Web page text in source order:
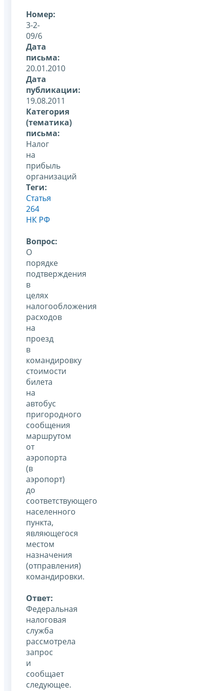
Номер:
3-2-
09/6
Дата
письма:
20.01.2010
Дата
публикации:
19.08.2011
Категория
(тематика)
письма:
Налог
на
прибыль
организаций
Теги:
Статья
264
НК РФ
Вопрос:
О
порядке
подтверждения
в
целях
налогообложения
расходов
на
проезд
в
командировку
стоимости
билета
на
автобус
пригородного
сообщения
маршрутом
от
аэропорта
(в
аэропорт)
до
соответствующего
населенного
пункта,
являющегося
местом
назначения
(отправления)
командировки.
Ответ:
Федеральная
налоговая
служба
рассмотрела
запрос
и
сообщает
следующее.